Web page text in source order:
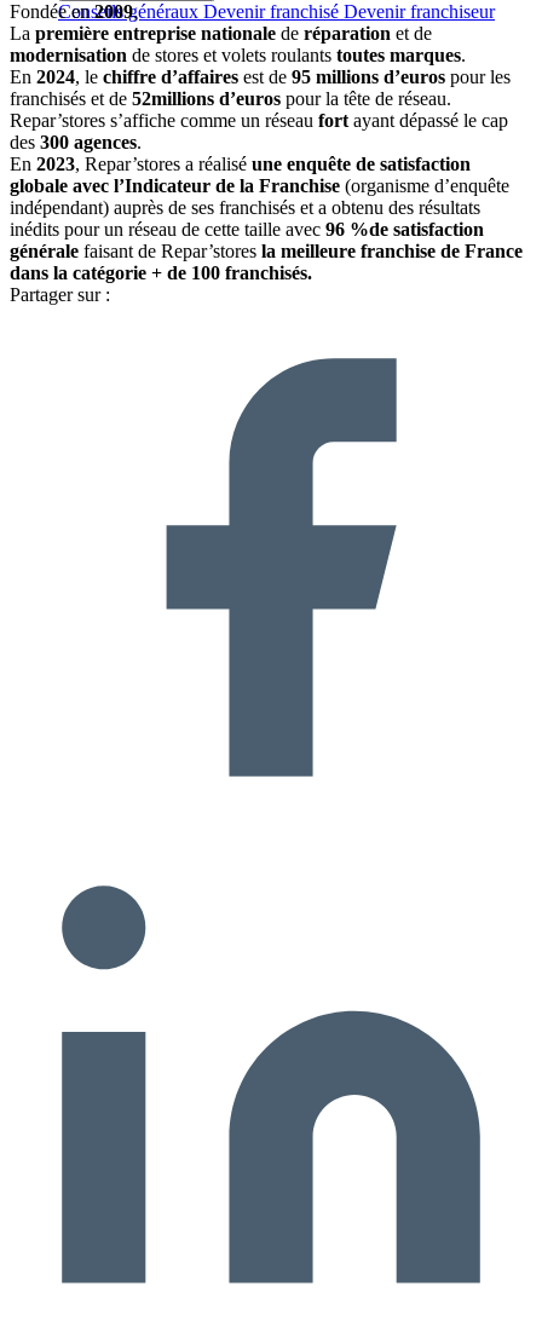
Conseils généraux Devenir franchisé Devenir franchiseur
Fondée en2009,
La première entreprise nationale de réparation et de
modernisation de stores et volets roulants toutes marques.
En 2024, le chiffre d’affaires est de 95 millions d’euros pour les
franchisés et de 52millions d’euros pour la tête de réseau.
Repar’stores s’affiche comme un réseau fort ayant dépassé le cap
des 300 agences.
En 2023, Repar’stores a réalisé une enquête de satisfaction
globale avec l’Indicateur de la Franchise (organisme d’enquête
indépendant) auprès de ses franchisés et a obtenu des résultats
inédits pour un réseau de cette taille avec 96 %de satisfaction
générale faisant de Repar’stores la meilleure franchise de France
dans la catégorie + de 100 franchisés.
Partager sur :